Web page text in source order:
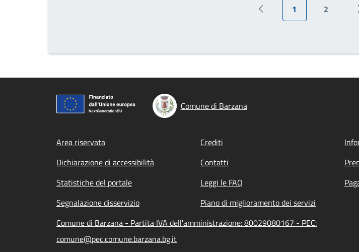
Pagina precedente
Pagina attuale
1
Pagina
2
Comune di Barzana
Footer menu
Area riservata Crediti
Dichiarazione di accessibilità
Contatti
Statistiche del portale
Leggi le FAQ
Segnalazione disservizio
Piano di miglioramento dei servizi
Comune di Barzana - Partita IVA dell'amministrazione: 80029080167 - PEC:
comune@pec.comune.barzana.bg.it